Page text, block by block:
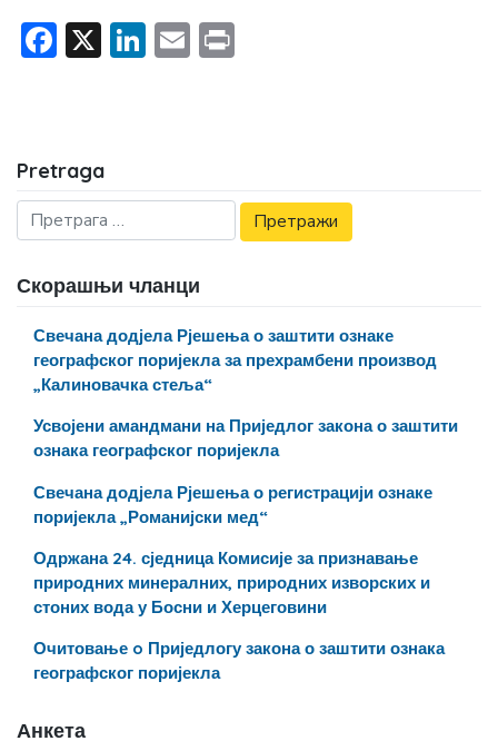
Facebook
X LinkedIn
Email
Pretraga
Скорашњи чланци
Свечана додјела Рјешења о заштити ознаке
географског поријекла за прехрамбени производ
„Калиновачка стеља“
Усвојени амандмани на Приједлог закона о заштити
ознака географског поријекла
Свечана додјела Рјешења о регистрацији ознаке
поријекла „Романијски мед“
Одржана 24. сједница Комисије за признавање
природних минералних, природних изворских и
стоних вода у Босни и Херцеговини
Очитовање o Приједлогу закона о заштити ознака
географског поријекла
Анкета